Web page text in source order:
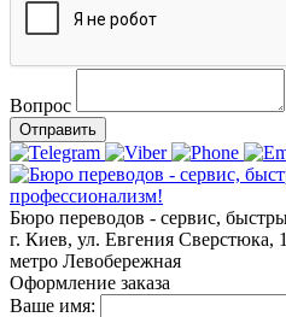
Вопрос
Отправить
Бюро переводов - сервис,
г. Киев, ул. Евгения
метро Левобережная
Оформление заказа
Ваше имя: